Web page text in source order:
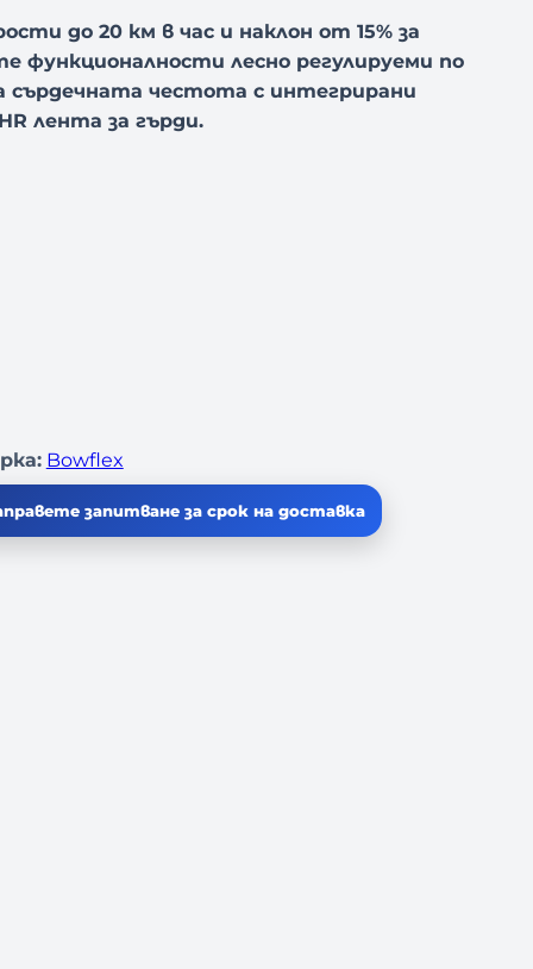
до 20 км в час и наклон от 15% за
функционалности лесно регулируеми по
сърдечната честота с интегрирани
лента за гърди.
Bowflex
запитване за срок на доставка